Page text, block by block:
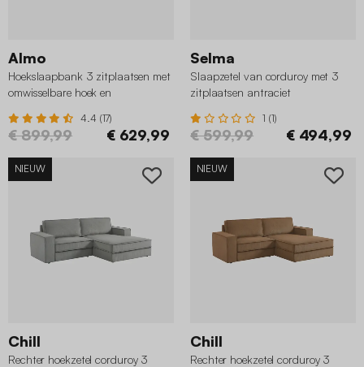
Almo
Hoekslaapbank 3 zitplaatsen met
omwisselbare hoek en
4.4 (17)
€ 899,99 € 629,99
Selma
Slaapzetel van corduroy met 3
zitplaatsen antraciet
1 (1)
€ 599,99 € 494,99
NIEUW
Chill
Rechter hoekzetel corduroy 3
NIEUW
Chill
Rechter hoekzetel corduroy 3